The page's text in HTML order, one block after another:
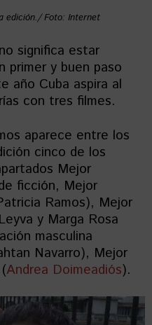
edición./ Foto: Internet
significa estar
primer y buen paso
año Cuba aspira al
con tres filmes.
aparece entre los
cinco de los
Mejor
ficción, Mejor
Ramos), Mejor
y Marga Rosa
masculina
Navarro), Mejor
Andrea Doimeadiós).